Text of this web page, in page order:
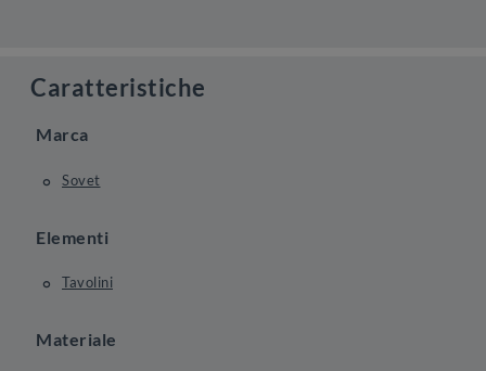
Caratteristiche
Marca
Sovet
Elementi
Tavolini
Materiale